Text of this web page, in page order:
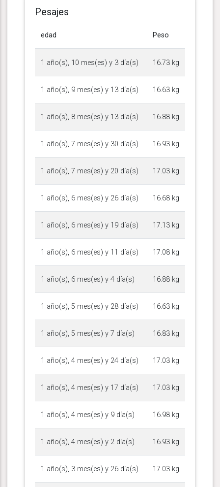
Pesajes
edad Peso
1 año(s), 10 mes(es) y 3 día(s) 16.73 kg
1 año(s), 9 mes(es) y 13 día(s) 16.63 kg
1 año(s), 8 mes(es) y 13 día(s) 16.88 kg
1 año(s), 7 mes(es) y 30 día(s) 16.93 kg
1 año(s), 7 mes(es) y 20 día(s) 17.03 kg
1 año(s), 6 mes(es) y 26 día(s) 16.68 kg
1 año(s), 6 mes(es) y 19 día(s) 17.13 kg
1 año(s), 6 mes(es) y 11 día(s) 17.08 kg
1 año(s), 6 mes(es) y 4 día(s) 16.88 kg
1 año(s), 5 mes(es) y 28 día(s) 16.63 kg
1 año(s), 5 mes(es) y 7 día(s) 16.83 kg
1 año(s), 4 mes(es) y 24 día(s) 17.03 kg
1 año(s), 4 mes(es) y 17 día(s) 17.03 kg
1 año(s), 4 mes(es) y 9 día(s) 16.98 kg
1 año(s), 4 mes(es) y 2 día(s) 16.93 kg
1 año(s), 3 mes(es) y 26 día(s) 17.03 kg